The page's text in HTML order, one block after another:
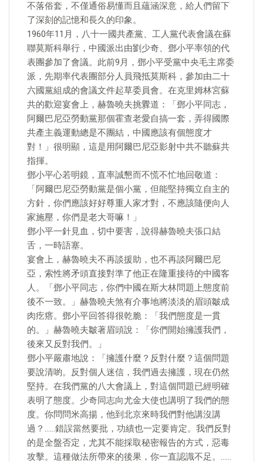
不落俗套，不僅通俗易懂而且蘊涵深意，給人們留下
了深刻的記憶和長久的印象。
1960年11月，八十一國共產黨、工人黨代表會議在蘇
聯莫斯科舉行，中國派出由劉少奇、鄧小平率領的代
表團參加了會議。此前9月，鄧小平受黨中央毛主席委
派，先期率代表團部分人員飛抵莫斯科，參加由二十
六國黨組成的會議文件起草委員會。在克里姆林宮蘇
共的歡迎宴會上，赫魯曉夫挑釁道：「鄧小平同志，
阿爾巴尼亞勞動黨那個霍查老愛自搞一套，弄得國際
共產主義運動總是不團結，中國應該有個態度才
對！」很明顯，這是用阿爾巴尼亞影射中共不聽蘇共
指揮。
鄧小平心若明鏡，直率誠懇而不慌不忙地回敬道：
「阿爾巴尼亞勞動黨是個小黨，但能堅持獨立自主的
方針，你們應該好好尊重人家才對，不應該隨便向人
家施壓，你們是老大哥嘛！」
鄧小平一針見血，切中要害，說得赫魯曉夫張口結
舌，一時語塞。
宴會上，赫魯曉夫不再談援助，也不再談阿爾巴尼
亞，索性將矛頭直接對準了他正在隆重接待的中國客
人。「鄧小平同志，你們中國在斯大林問題上態度前
後不一致。」赫魯曉夫煞有介事地將淡淡的眉頭皺成
肉疙瘩。鄧小平回答得很乾脆：「我們態度是一貫
的。」赫魯曉夫皺著眉頭說：「你們開始擁護我們，
後來又反對我們。」
鄧小平嚴肅地說：「擁護什麼？反對什麼？這個問題
要說清喲。反對個人迷信，我們過去擁護，現在仍然
堅持。在我們黨的八大會議上，對這個問題已經明確
表明了態度。少奇同志向尤金大使也講明了我們的態
度。你問問米高揚，他到北京來時我們對他講沒講
過？……錯誤當然要批，功績也一定要肯定。我們反對
的是全盤否定，尤其不能採取秘密報告的方式，惡毒
攻擊。這種做法所帶來的後果，你一直認識不足。……